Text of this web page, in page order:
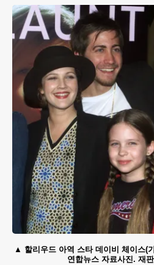
할리우드 아역 스타 데이비 체이스(
연합뉴스 자료사진. 재